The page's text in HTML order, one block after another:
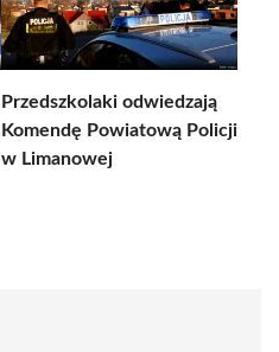
Przedszkolaki odwiedzają
Komendę Powiatową Policji
w Limanowej